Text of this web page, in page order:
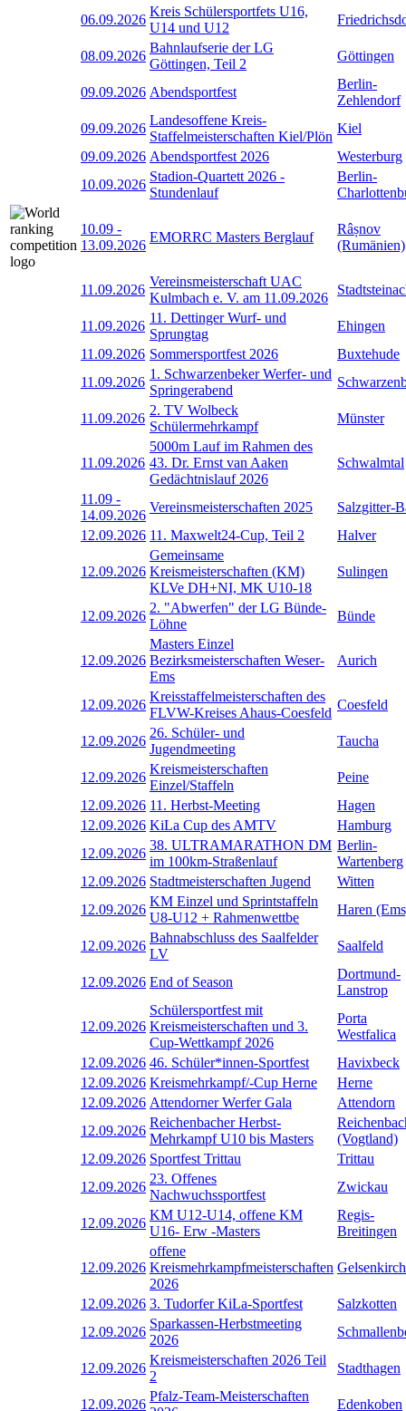
06.09.2026
Kreis Schülersportfets U16,
U14 und U12
08.09.2026
Bahnlaufserie der LG
Göttingen, Teil 2
Göttingen
09.09.2026 Abendsportfest
Berlin-
Zehlendorf
09.09.2026
Landesoffene Kreis-
Staffelmeisterschaften Kiel/Plön
Kiel
09.09.2026 Abendsportfest 2026
Westerburg
10.09.2026
Stadion-Quartett 2026 -
Stundenlauf
Berlin-
10.09 -
13.09.2026
EMORRC Masters Berglauf
Râșnov
(Rumänien)
11.09.2026
Vereinsmeisterschaft UAC
Kulmbach e. V. am 11.09.2026
11.09.2026
11. Dettinger Wurf- und
Sprungtag
Ehingen
11.09.2026 Sommersportfest 2026
Buxtehude
11.09.2026
1. Schwarzenbeker Werfer- und
Springerabend
11.09.2026
2. TV Wolbeck
Schülermehrkampf
Münster
11.09.2026
5000m Lauf im Rahmen des
43. Dr. Ernst van Aaken
Gedächtnislauf 2026
Schwalmtal
11.09 -
14.09.2026
Vereinsmeisterschaften 2025
Salzgitter-
12.09.2026 11. Maxwelt24-Cup, Teil 2 Halver
12.09.2026
Gemeinsame
Kreismeisterschaften (KM)
KLVe DH+NI, MK U10-18
Sulingen
12.09.2026
2. "Abwerfen" der LG Bünde-
Löhne
Bünde
12.09.2026
Masters Einzel
Bezirksmeisterschaften Weser-
Ems
Aurich
12.09.2026
Kreisstaffelmeisterschaften des
FLVW-Kreises Ahaus-Coesfeld
Coesfeld
12.09.2026
26. Schüler- und
Jugendmeeting
Taucha
12.09.2026
Kreismeisterschaften
Einzel/Staffeln
Peine
12.09.2026 11. Herbst-Meeting
Hagen
12.09.2026 KiLa Cup des AMTV
Hamburg
12.09.2026
38. ULTRAMARATHON DM
im 100km-Straßenlauf
Berlin-
Wartenberg
12.09.2026 Stadtmeisterschaften Jugend
Witten
12.09.2026
KM Einzel und Sprintstaffeln
U8-U12 + Rahmenwettbe
Haren
12.09.2026
Bahnabschluss des Saalfelder
LV
Saalfeld
12.09.2026 End of Season
Dortmund-
Lanstrop
12.09.2026
Schülersportfest mit
Kreismeisterschaften und 3.
Cup-Wettkampf 2026
Porta
Westfalica
12.09.2026 46. Schüler*innen-Sportfest
Havixbeck
12.09.2026 Kreismehrkampf/-Cup Herne
Herne
12.09.2026 Attendorner Werfer Gala
Attendorn
12.09.2026
Reichenbacher Herbst-
Mehrkampf U10 bis Masters
(Vogtland)
12.09.2026 Sportfest Trittau
Trittau
12.09.2026
23. Offenes
Nachwuchssportfest
Zwickau
12.09.2026
KM U12-U14, offene KM
U16- Erw -Masters
Regis-
Breitingen
12.09.2026
offene
Kreismehrkampfmeisterschaften
2026
12.09.2026 3. Tudorfer KiLa-Sportfest
Salzkotten
12.09.2026
Sparkassen-Herbstmeeting
2026
12.09.2026
Kreismeisterschaften 2026 Teil
2
Stadthagen
12.09.2026
Pfalz-Team-Meisterschaften
Edenkoben